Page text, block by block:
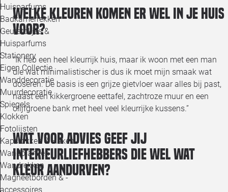
Huisparfums
Badkamerrekken
Geurstokjes &
Huisparfums
Stationery
Eigen Collectie
Wanddecoratie
Muurdecoratie
Spiegels
Klokken
Fotolijsten
Kapstokken & Haken
Wandplanken
Wandrekken
Magneetborden & -
accessoires
Welke kleuren komen er wel in je huis
voor?
“Ik heb een heel kleurrijk huis, maar ik woon met een man
die wat minimalistischer is dus ik moet mijn smaak wat
doseren. De basis is een grijze gietvloer waar alles bij past,
naast een kikkergroene eettafel, zachtroze muur en een
olijfgroene bank met heel veel kleurrijke kussens.”
Wat voor advies geef jij
interieurliefhebbers die wel wat
kleur aandurven?